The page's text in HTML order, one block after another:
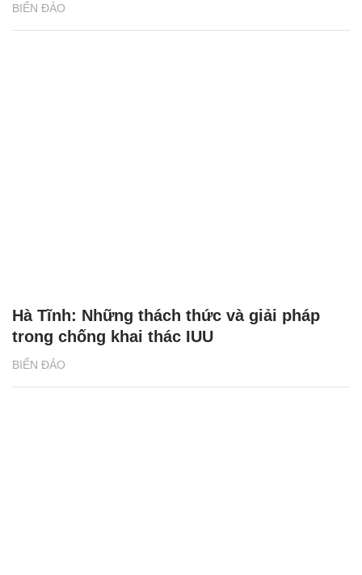
BIỂN ĐẢO
BIỂN ĐẢO
Hà Tĩnh: Những thách thức và giải pháp
trong chống khai thác IUU